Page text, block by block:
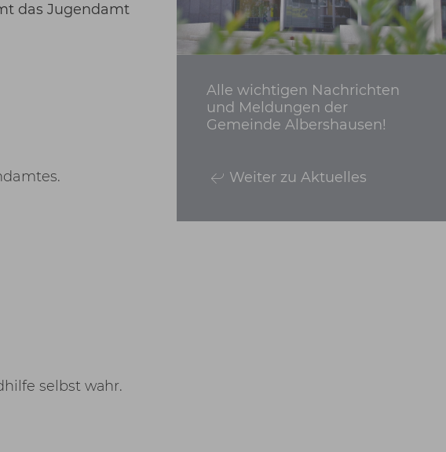
das Jugendamt
selbst wahr.
Alle wichtigen Nachrichten
und Meldungen der
Gemeinde Albershausen!
Weiter zu Aktuelles